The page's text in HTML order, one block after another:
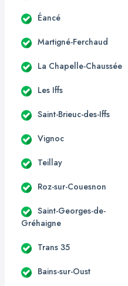
Éancé
Martigné-Ferchaud
La Chapelle-Chaussée
Les Iffs
Saint-Brieuc-des-Iffs
Vignoc
Teillay
Roz-sur-Couesnon
Saint-Georges-de-
Gréhaigne
Trans 35
Bains-sur-Oust